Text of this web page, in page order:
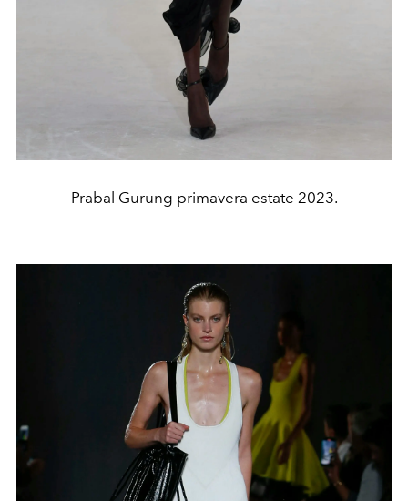
Prabal Gurung primavera estate 2023.